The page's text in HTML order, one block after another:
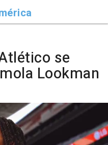
se
Lookman